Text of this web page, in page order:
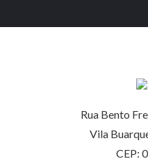
Rua Bento
Vila
CEP: